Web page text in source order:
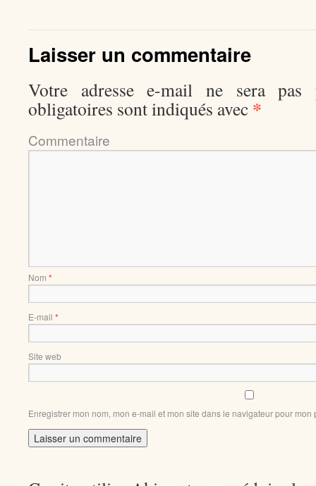
Laisser un commentaire
Votre adresse e-mail ne sera pas
obligatoires sont indiqués avec *
Nom *
E-mail *
Site web
Enregistrer mon nom, mon e-mail et mon site dans le navigateur pour